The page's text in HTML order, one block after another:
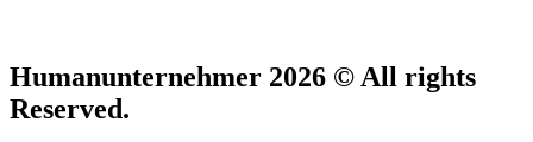
Humanunternehmer 2026 © All rights
Reserved.